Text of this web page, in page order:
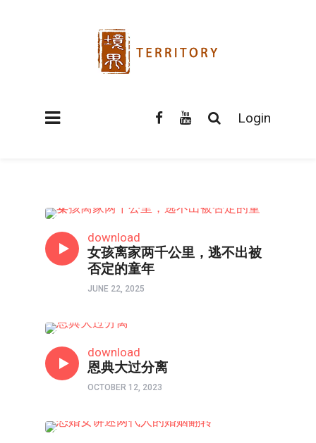
Login
download
女孩离家两千公里，逃不出被
否定的童年
JUNE 22, 2025
download
恩典大过分离
OCTOBER 12, 2023